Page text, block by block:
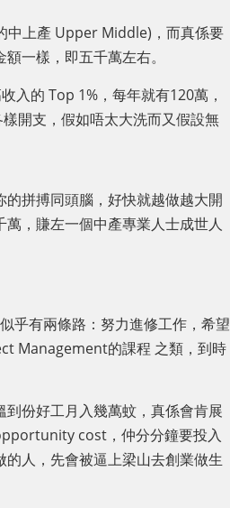
中上產 Upper Middle)，而真係要
一樣，即五千萬左右。
入的 Top 1%，每年就有120萬，
開支，假如唔太大洗而又假設無
拼搏同頭腦，好快就越做越大開
，賺左一個中產專業人士成世人
乎有兩條路：努力進修工作，希望
Management的課程 之類，到時
份好工月入幾萬蚊，真係會肯展
cost，仲分分鐘要投入
人，先會被逼上梁山去創業做生